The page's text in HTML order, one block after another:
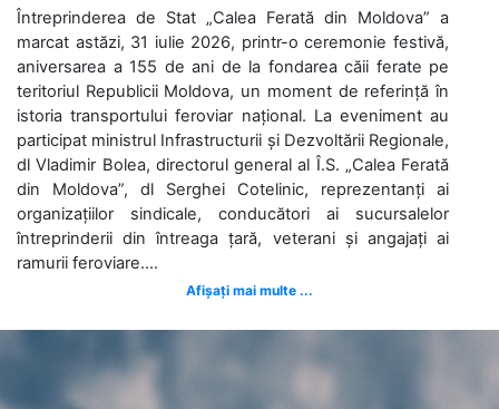
Întreprinderea de Stat „Calea Ferată din Moldova” a
marcat astăzi, 31 iulie 2026, printr-o ceremonie festivă,
aniversarea a 155 de ani de la fondarea căii ferate pe
teritoriul Republicii Moldova, un moment de referință în
istoria transportului feroviar național. La eveniment au
participat ministrul Infrastructurii și Dezvoltării Regionale,
dl Vladimir Bolea, directorul general al Î.S. „Calea Ferată
din Moldova”, dl Serghei Cotelinic, reprezentanți ai
organizațiilor sindicale, conducători ai sucursalelor
întreprinderii din întreaga țară, veterani și angajați ai
ramurii feroviare....
Afișați mai multe ...